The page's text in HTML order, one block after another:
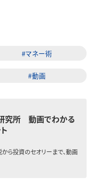
#マネー術
#動画
究所 動画でわかる
ら投資のセオリーまで、動画